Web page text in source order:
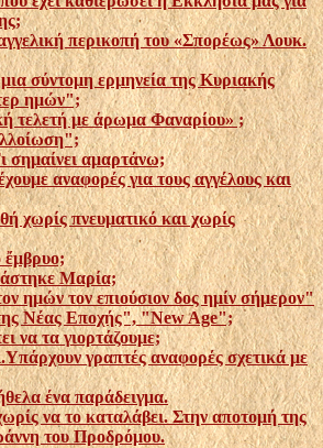
περικοπή του «Σπορέως» Λουκ.
σύντομη ερμηνεία της Κυριακής
ημών";
τελετή με άρωμα Φαναρίου» ;
σημαίνει αμαρτάνω;
αναφορές για τους αγγέλους και
χωρίς πνευματικό και χωρίς
ἔμβρυο;
Μαρία;
ημών τον επιούσιον δος ημίν σήμερον"
Νέας Εποχής", "New Age";
να τα γιορτάζουμε;
γραπτές αναφορές σχετικά με
ένα παράδειγμα.
να το καταλάβει. Στην αποτομή της
του Προδρόμου.